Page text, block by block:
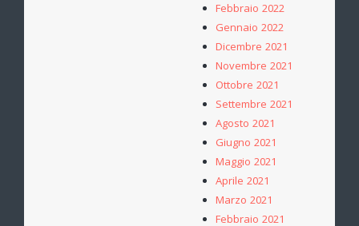
Febbraio 2022
Gennaio 2022
Dicembre 2021
Novembre 2021
Ottobre 2021
Settembre 2021
Agosto 2021
Giugno 2021
Maggio 2021
Aprile 2021
Marzo 2021
Febbraio 2021